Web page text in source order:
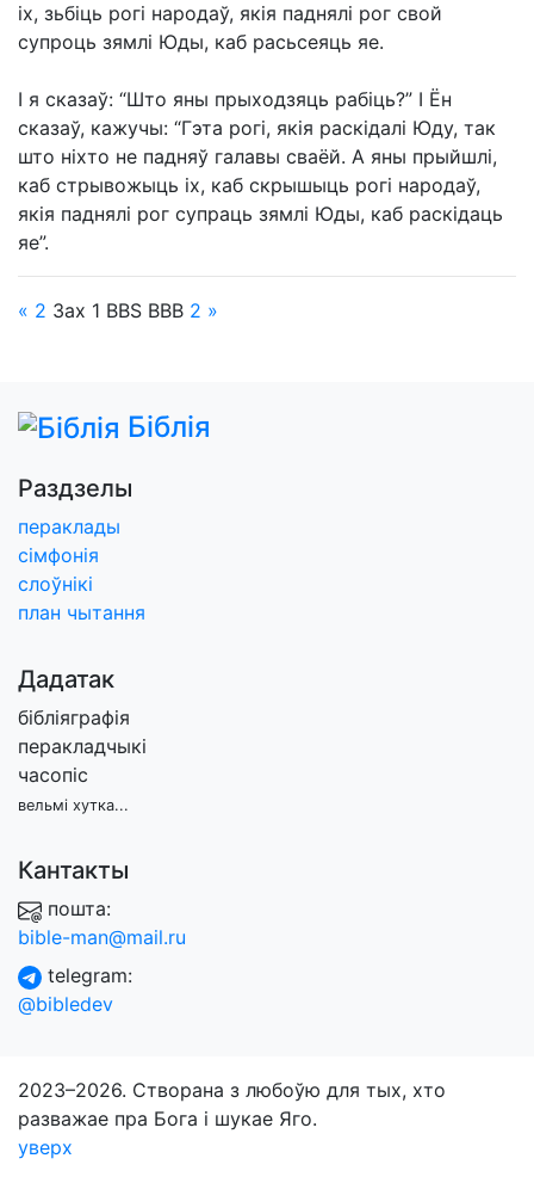
іх, зьбіць рогі народаў, якія паднялі рог свой
супроць зямлі Юды, каб расьсеяць яе.
І я сказаў: “Што яны прыходзяць рабіць?” І Ён
сказаў, кажучы: “Гэта рогі, якія раскідалі Юду, так
што ніхто не падняў галавы сваёй. А яны прыйшлі,
каб стрывожыць іх, каб скрышыць рогі народаў,
якія паднялі рог супраць зямлі Юды, каб раскідаць
яе”.
« 2 Зах 1 BBS BBB 2 »
Біблія
Раздзелы
пераклады
сімфонія
слоўнікі
план чытання
Дадатак
бібліяграфія
перакладчыкі
часопіс
вельмі хутка...
Кантакты
пошта:
bible-man@mail.ru
telegram:
@bibledev
2023–2026. Створана з любоўю для тых, хто
разважае пра Бога і шукае Яго.
уверх